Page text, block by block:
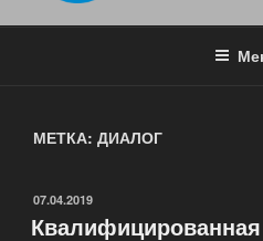
МЕТКА: ДИАЛОГ
ОПУБЛИКОВАНО
07.04.2019